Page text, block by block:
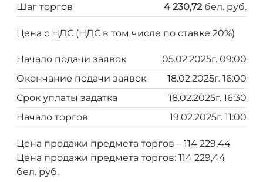
Шаг торгов
4 230,72 бел. руб.
Цена с НДС (НДС в том числе по ставке 20%)
Начало подачи заявок
05.02.2025г. 09:00
Окончание подачи заявок
18.02.2025г. 16:00
Срок уплаты задатка
18.02.2025г. 16:30
Начало торгов
19.02.2025г. 11:00
Цена продажи предмета торгов – 114 229,44
Цена продажи предмета торгов: 114 229,44
бел. руб.